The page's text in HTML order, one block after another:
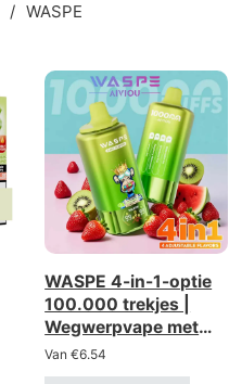
/ WASPE
WASPE 4-in-1-optie
100.000 trekjes |
Wegwerpvape met
100.000 trekjes, 4
opties en groothandel
Van€6.54